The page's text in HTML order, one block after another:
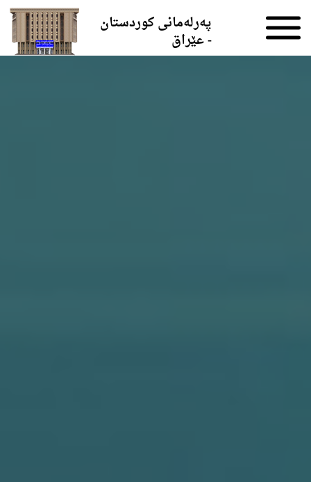
پەرلەمانی کوردستان
- عێراق